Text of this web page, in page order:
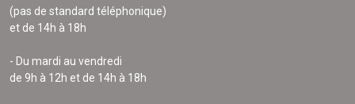
(pas de standard téléphonique)
et de 14h à 18h
- Du mardi au vendredi
de 9h à 12h et de 14h à 18h